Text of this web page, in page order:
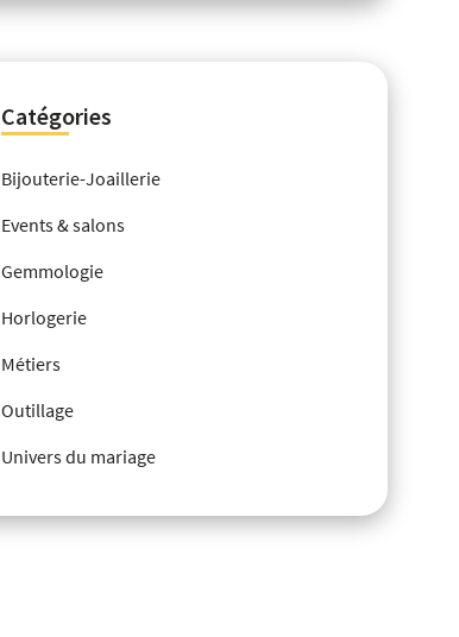
Catégories
Bijouterie-Joaillerie
Events & salons
Gemmologie
Horlogerie
Métiers
Outillage
Univers du mariage